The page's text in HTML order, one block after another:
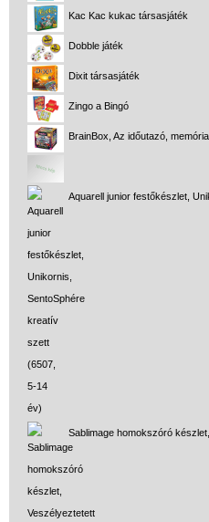
Kac Kac kukac társasjáték
Dobble játék
Dixit társasjáték
Zingo a Bingó
BrainBox, Az időutazó,
Aquarell junior festőkészlet,
Sablimage homokszóró